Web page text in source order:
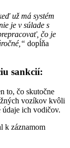
už má systém
je v súlade s
čo je
dopĺňa
sankcií:
to, čo skutočne
vozíkov kvôli
údaje ich vodičov.
k záznamom